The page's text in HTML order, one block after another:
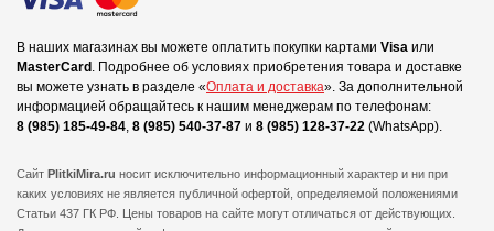
В наших магазинах вы можете оплатить покупки картами Visa или
MasterCard . Подробнее об условиях приобретения товара и доставке
вы можете узнать в разделе «Оплата и доставка». За дополнительной
информацией обращайтесь к нашим менеджерам по телефонам:
8 (985) 185-49-84, 8 (985) 540-37-87 и 8 (985) 128-37-22 (WhatsApp).
Сайт PlitkiMira.ru носит исключительно информационный характер и ни при
каких условиях не является публичной офертой, определяемой положениями
Статьи 437 ГК РФ. Цены товаров на сайте могут отличаться от действующих.